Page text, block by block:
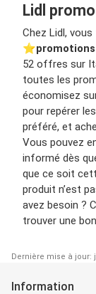
Lidl
Chez Lidl,
⭐️
52 offres sur
toutes les
économisez
pour repérer
préféré, et
Vous pouvez
informé dès
que ce soit
produit n’est
avez besoin ?
trouver une
Dernière mise à jour:
Information